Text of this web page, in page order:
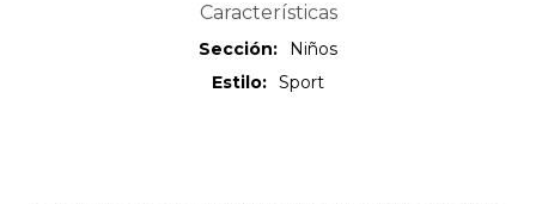
Características
Sección
Niños
Estilo
Sport